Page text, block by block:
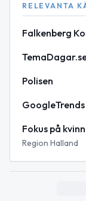
RELEVANTA
Falkenberg
Polisen
GoogleTrends
Fokus på
Region Halland